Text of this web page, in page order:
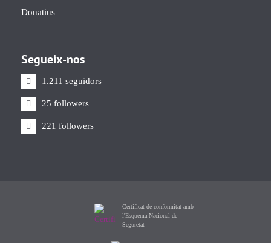
Donatius
Segueix-nos
1.211 seguidors
25 followers
221 followers
Certificat de conformitat amb
l'Esquema Nacional de
Seguretat